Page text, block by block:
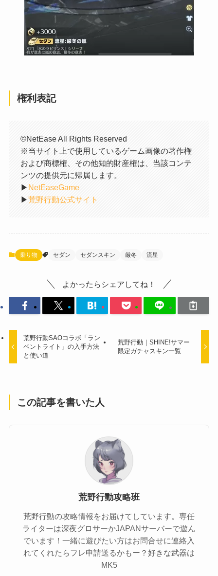
権利表記
©NetEase All Rights Reserved
※当サイト上で使用しているゲーム画像の著作権
および商標権、その他知的財産権は、当該コンテ
ンツの提供元に帰属します。
▶︎ NetEaseGame
▶︎荒野行動公式サイト
乗り物 セダン セダンスキン 厳冬 流星
よかったらシェアしてね！
荒野行動SAOコラボ「ラン
ベントライト」の入手方法
と使い道
荒野行動｜SHINE!サマー
限定ガチャスキン一覧
この記事を書いた人
荒野行動攻略班
荒野行動の攻略情報をお届けてしています。専任
ライターは深夜グロサーかJAPANサーバーで遊ん
でいます！一緒に遊びたい方はお問合せに連絡入
れてくれたらフレ申請送るかもー？好きな武器は
MK5